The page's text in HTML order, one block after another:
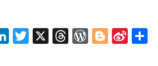
LinkedIn
Twitter
X Threads
WordPress
Blogger
Sina